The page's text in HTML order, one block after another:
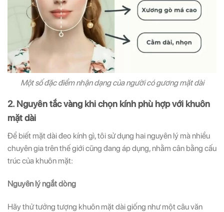
Một số đặc điểm nhận dạng của người có gương mặt dài
2. Nguyên tắc vàng khi chọn kính phù hợp với khuôn
mặt dài
Để biết mặt dài đeo kính gì, tôi sử dụng hai nguyên lý mà nhiều
chuyên gia trên thế giới cũng đang áp dụng, nhằm cân bằng cấu
trúc của khuôn mặt:
Nguyên lý ngắt dòng
Hãy thử tưởng tượng khuôn mặt dài giống như một câu văn